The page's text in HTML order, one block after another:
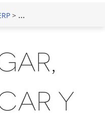
> Capacitación en Módulo
Y